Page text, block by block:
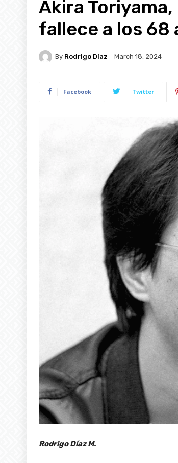
Akira Toriyama,
fallece a los 68
By Rodrigo Díaz March 18, 2024
Facebook Twitter
Rodrigo Díaz M.